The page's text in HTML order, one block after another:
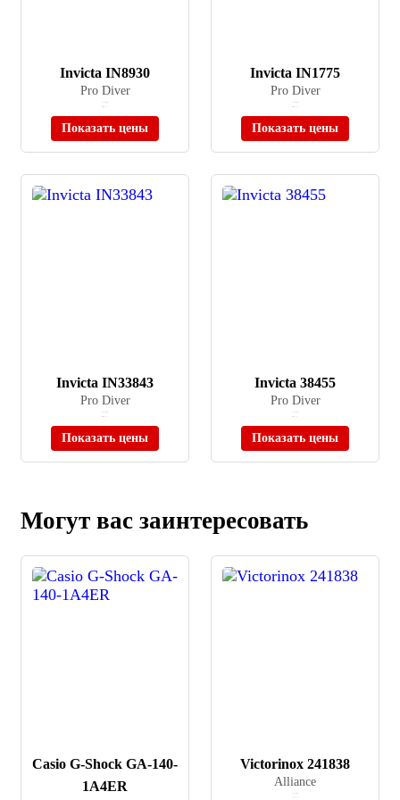
Invicta IN8930
Pro Diver
Показать цены
Invicta IN1775
Pro Diver
Показать цены
Invicta IN33843
Pro Diver
Показать цены
Invicta 38455
Pro Diver
Показать цены
Могут вас заинтересовать
Casio G-Shock GA-140-
1A4ER
Victorinox 241838
Alliance